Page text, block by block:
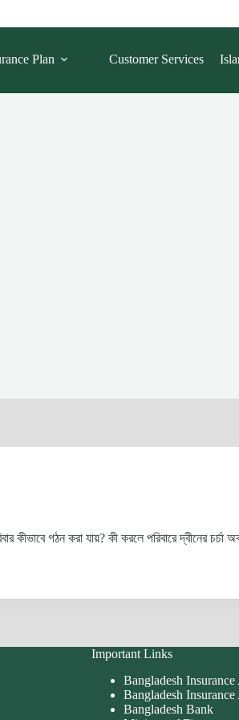
Plan Customer Services
গঠন করা যায়? কী করলে পরিবারে দ্বীনের
Important Links
Bangladesh Insurance
Bangladesh
Bangladesh Bank